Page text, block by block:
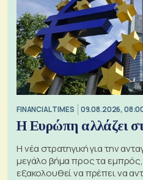
FINANCIAL TIMES 09.08.2026,
Η Ευρώπη αλλάζει
Η νέα στρατηγική για την
μεγάλο βήμα προς τα
εξακολουθεί να πρέπει να